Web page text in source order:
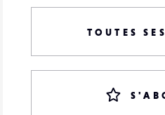
TOUTES